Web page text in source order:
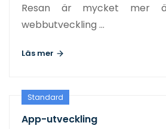
Resan är mycket mer
webbutveckling …
Läs mer
Standard
App-utveckling